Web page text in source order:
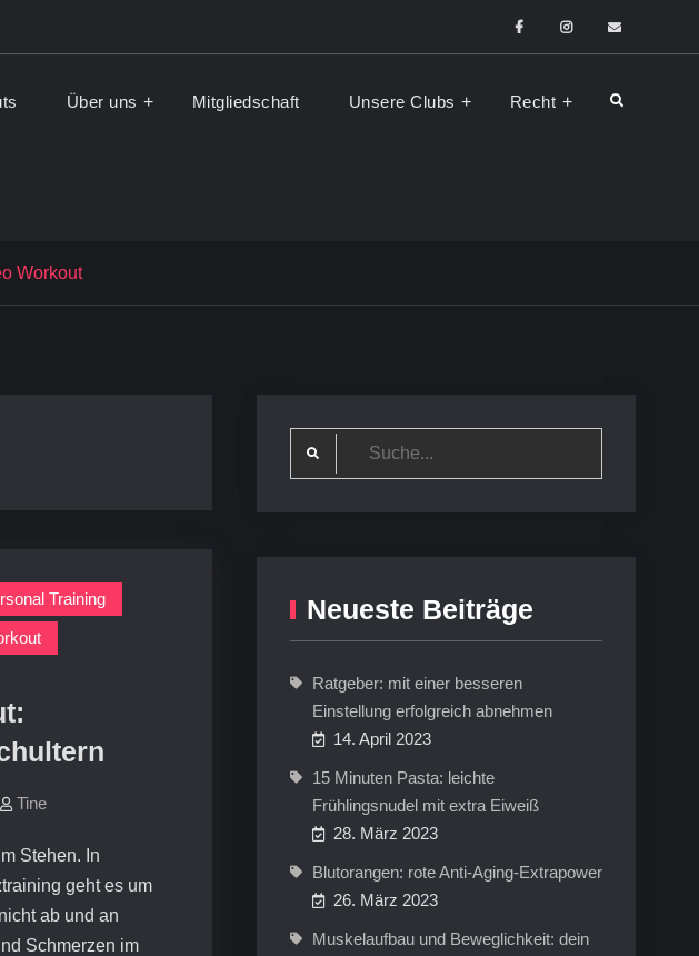
FacebookInstagram
E-
Mail
Über uns Mitgliedschaft Unsere Clubs Recht Search
Workout
Training
Tine
Stehen. In
geht es um
ab und an
Schmerzen im
Neueste Beiträge
Ratgeber: mit einer besseren
Einstellung erfolgreich abnehmen
14. April 2023
15 Minuten Pasta: leichte
Frühlingsnudel mit extra Eiweiß
28. März 2023
Blutorangen: rote Anti-Aging-Extrapower
26. März 2023
Muskelaufbau und Beweglichkeit: dein